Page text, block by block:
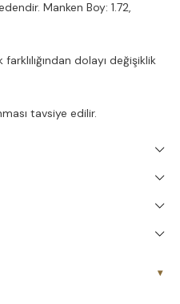
Manken Boy: 1.72,
dolayı değişiklik
tavsiye edilir.
▾